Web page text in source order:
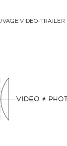
VIDEO-TRAILER